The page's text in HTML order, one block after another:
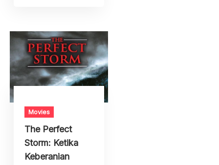
Movies
The Perfect
Storm: Ketika
Keberanian